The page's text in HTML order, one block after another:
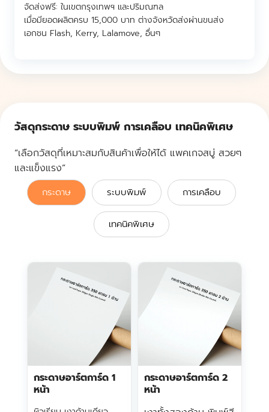
จัดส่งฟรี: ในเขตกรุงเทพฯ และปริมณฑล
เมื่อมียอดผลิตครบ 15,000 บาท ต่างจังหวัดส่งผ่านขนส่ง
เอกชน Flash, Kerry, Lalamove, อื่นๆ
วัสดุกระดาษ ระบบพิมพ์ การเคลือบ เทคนิคพิเศษ
“เลือกวัสดุที่เหมาะสมกับสินค้าเพื่อให้ได้ แพคเกจสบู่ สวยๆ
และแข็งแรง”
กระดาษ ระบบพิมพ์ การเคลือบ
เทคนิคพิเศษ
กระดาษอาร์ตการ์ด 1
หน้า
กระดาษอาร์ตการ์ด 2
หน้า